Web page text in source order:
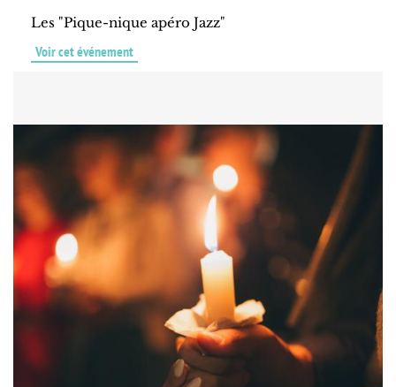
Les "Pique-nique apéro Jazz"
Voir cet événement